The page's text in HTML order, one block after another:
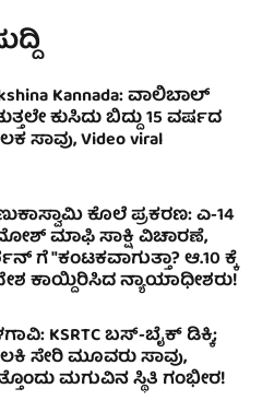
Kannada: ವಾಲಿಬಾಲ್
ಕುಸಿದು ಬಿದ್ದು 15 ವರ್ಷದ
ಸಾವು, Video viral
ಕೊಲೆ ಪ್ರಕರಣ: ಎ-14
ಮಾಫಿ ಸಾಕ್ಷಿ ವಿಚಾರಣೆ,
ಗೆ "ಕಂಟಕವಾಗುತ್ತಾ? ಆ.10 ಕ್ಕೆ
ಕಾಯ್ದಿರಿಸಿದ ನ್ಯಾಯಾಧೀಶರು!
KSRTC ಬಸ್-ಬೈಕ್ ಡಿಕ್ಕಿ;
ಸೇರಿ ಮೂವರು ಸಾವು,
ಮಗುವಿನ ಸ್ಥಿತಿ ಗಂಭೀರ!